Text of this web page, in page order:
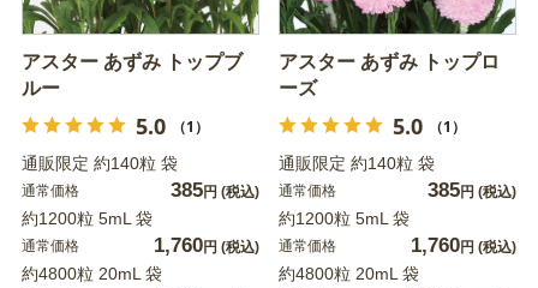
アスター あずみ トップブ
ルー
5.0 （1）
通販限定 約140粒 袋
通常価格 385円 (税込)
約1200粒 5mL 袋
通常価格 1,760円 (税込)
約4800粒 20mL 袋
アスター あずみ トップロ
ーズ
5.0 （1）
通販限定 約140粒 袋
通常価格 385円 (税込)
約1200粒 5mL 袋
通常価格 1,760円 (税込)
約4800粒 20mL 袋